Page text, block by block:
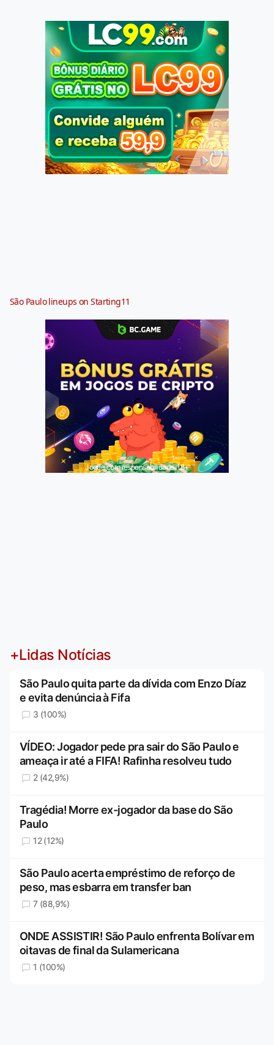
São Paulo lineups on Starting11
Jogue com responsabilidade. 18+
+Lidas Notícias
São Paulo quita parte da dívida com Enzo Díaz
e evita denúncia à Fifa
3 (100%)
VÍDEO: Jogador pede pra sair do São Paulo e
ameaça ir até a FIFA! Rafinha resolveu tudo
2 (42,9%)
Tragédia! Morre ex-jogador da base do São
Paulo
12 (12%)
São Paulo acerta empréstimo de reforço de
peso, mas esbarra em transfer ban
7 (88,9%)
ONDE ASSISTIR! São Paulo enfrenta Bolívar em
oitavas de final da Sulamericana
1 (100%)